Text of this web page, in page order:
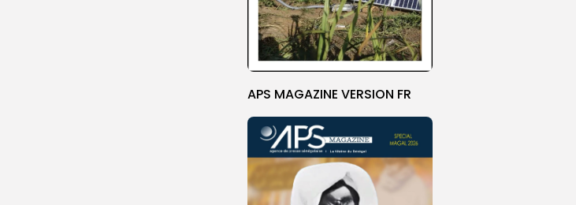
APS MAGAZINE VERSION FR